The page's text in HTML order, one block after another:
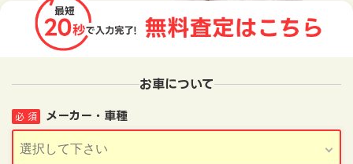
お車について
メーカー・車種
必 須